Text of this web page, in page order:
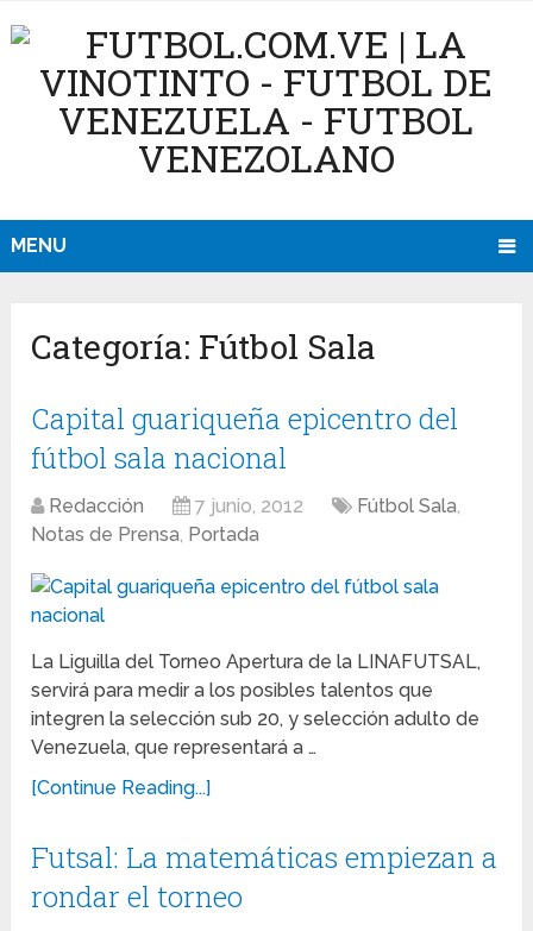
MENU
Categoría: Fútbol Sala
Capital guariqueña epicentro del
fútbol sala nacional
Redacción 7 junio, 2012 Fútbol Sala,
Notas de Prensa, Portada
La Liguilla del Torneo Apertura de la LINAFUTSAL,
servirá para medir a los posibles talentos que
integren la selección sub 20, y selección adulto de
Venezuela, que representará a …
[Continue Reading...]
Futsal: La matemáticas empiezan a
rondar el torneo